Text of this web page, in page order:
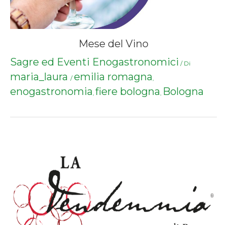
Mese del Vino
Sagre ed Eventi Enogastronomici / Di
maria_laura / emilia romagna,
enogastronomia, fiere bologna, Bologna